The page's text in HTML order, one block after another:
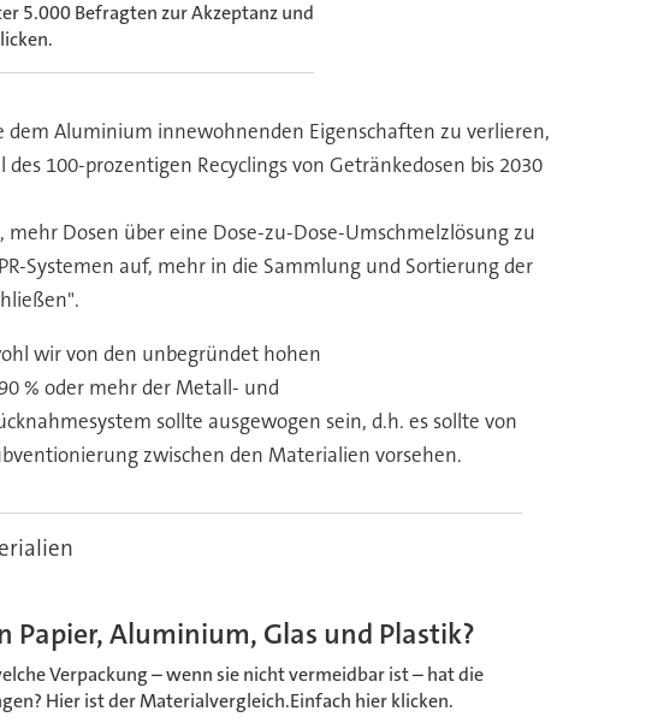
5.000 Befragten zur Akzeptanz und
Aluminium innewohnenden Eigenschaften zu verlieren,
100-prozentigen Recyclings von Getränkedosen bis 2030
Dosen über eine Dose-zu-Dose-Umschmelzlösung zu
Systemen auf, mehr in die Sammlung und Sortierung der
wir von den unbegründet hohen
% oder mehr der Metall- und
sollte ausgewogen sein, d.h. es sollte von
zwischen den Materialien vorsehen.
Papier, Aluminium, Glas und Plastik?
Verpackung – wenn sie nicht vermeidbar ist – hat die
Hier ist der Materialvergleich.Einfach hier klicken.